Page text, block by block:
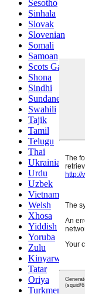
Sesotho
Sinhala
Slovak
Slovenian
Somali
Samoan
Scots Gaelic
Shona
Sindhi
Sundanese
Swahili
Tajik
Tamil
Telugu
Thai
Ukrainian
Urdu
Uzbek
Vietnamese
Welsh
Xhosa
Yiddish
Yoruba
Zulu
Kinyarwanda
Tatar
Oriya
Turkmen